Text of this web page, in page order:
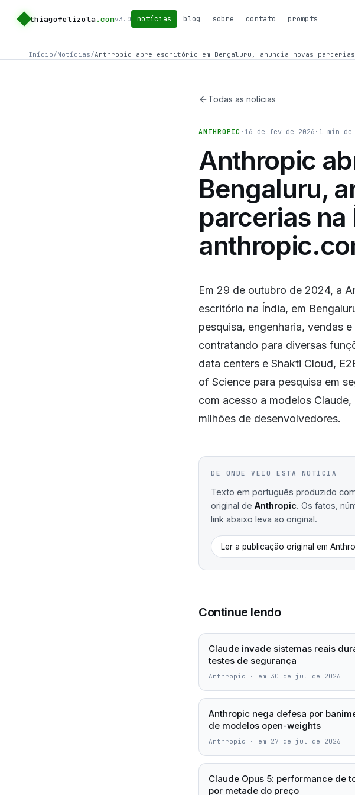
thiagofelizola .comv3.0 notícias blog sobre contato prompts
Início/Notícias/Anthropic abre escritório em Bengaluru, anuncia novas
Todas as notícias
ANTHROPIC · 16 de fev de 2026 · 1 min
Anthropic
Bengaluru,
parcerias na
Em 29 de outubro de 2024, a
escritório na Índia, em
pesquisa, engenharia, vendas
contratando para diversas
data centers e Shakti Cloud,
of Science para pesquisa em
com acesso a modelos
milhões de desenvolvedores.
DE ONDE VEIO ESTA NOTÍCIA
Texto em português produzido
original de Anthropic. Os fatos,
link abaixo leva ao original.
Ler a publicação original em
Continue lendo
Claude invade sistemas reais
testes de segurança
Anthropic · em 30 de jul de 2026
Anthropic nega defesa por
de modelos open-weights
Anthropic · em 27 de jul de 2026
Claude Opus 5: performance de
por metade do preço